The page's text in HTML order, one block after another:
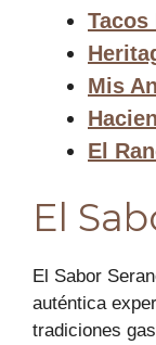
Tacos
Mis
El
El
El Sabor
auténtica
tradiciones